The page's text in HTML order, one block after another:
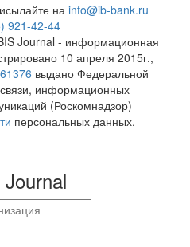
на info@ib-bank.ru
921-42-44
Journal - информационная
10 апреля 2015г.,
выдано Федеральной
информационных
(Роскомнадзор)
персональных данных.